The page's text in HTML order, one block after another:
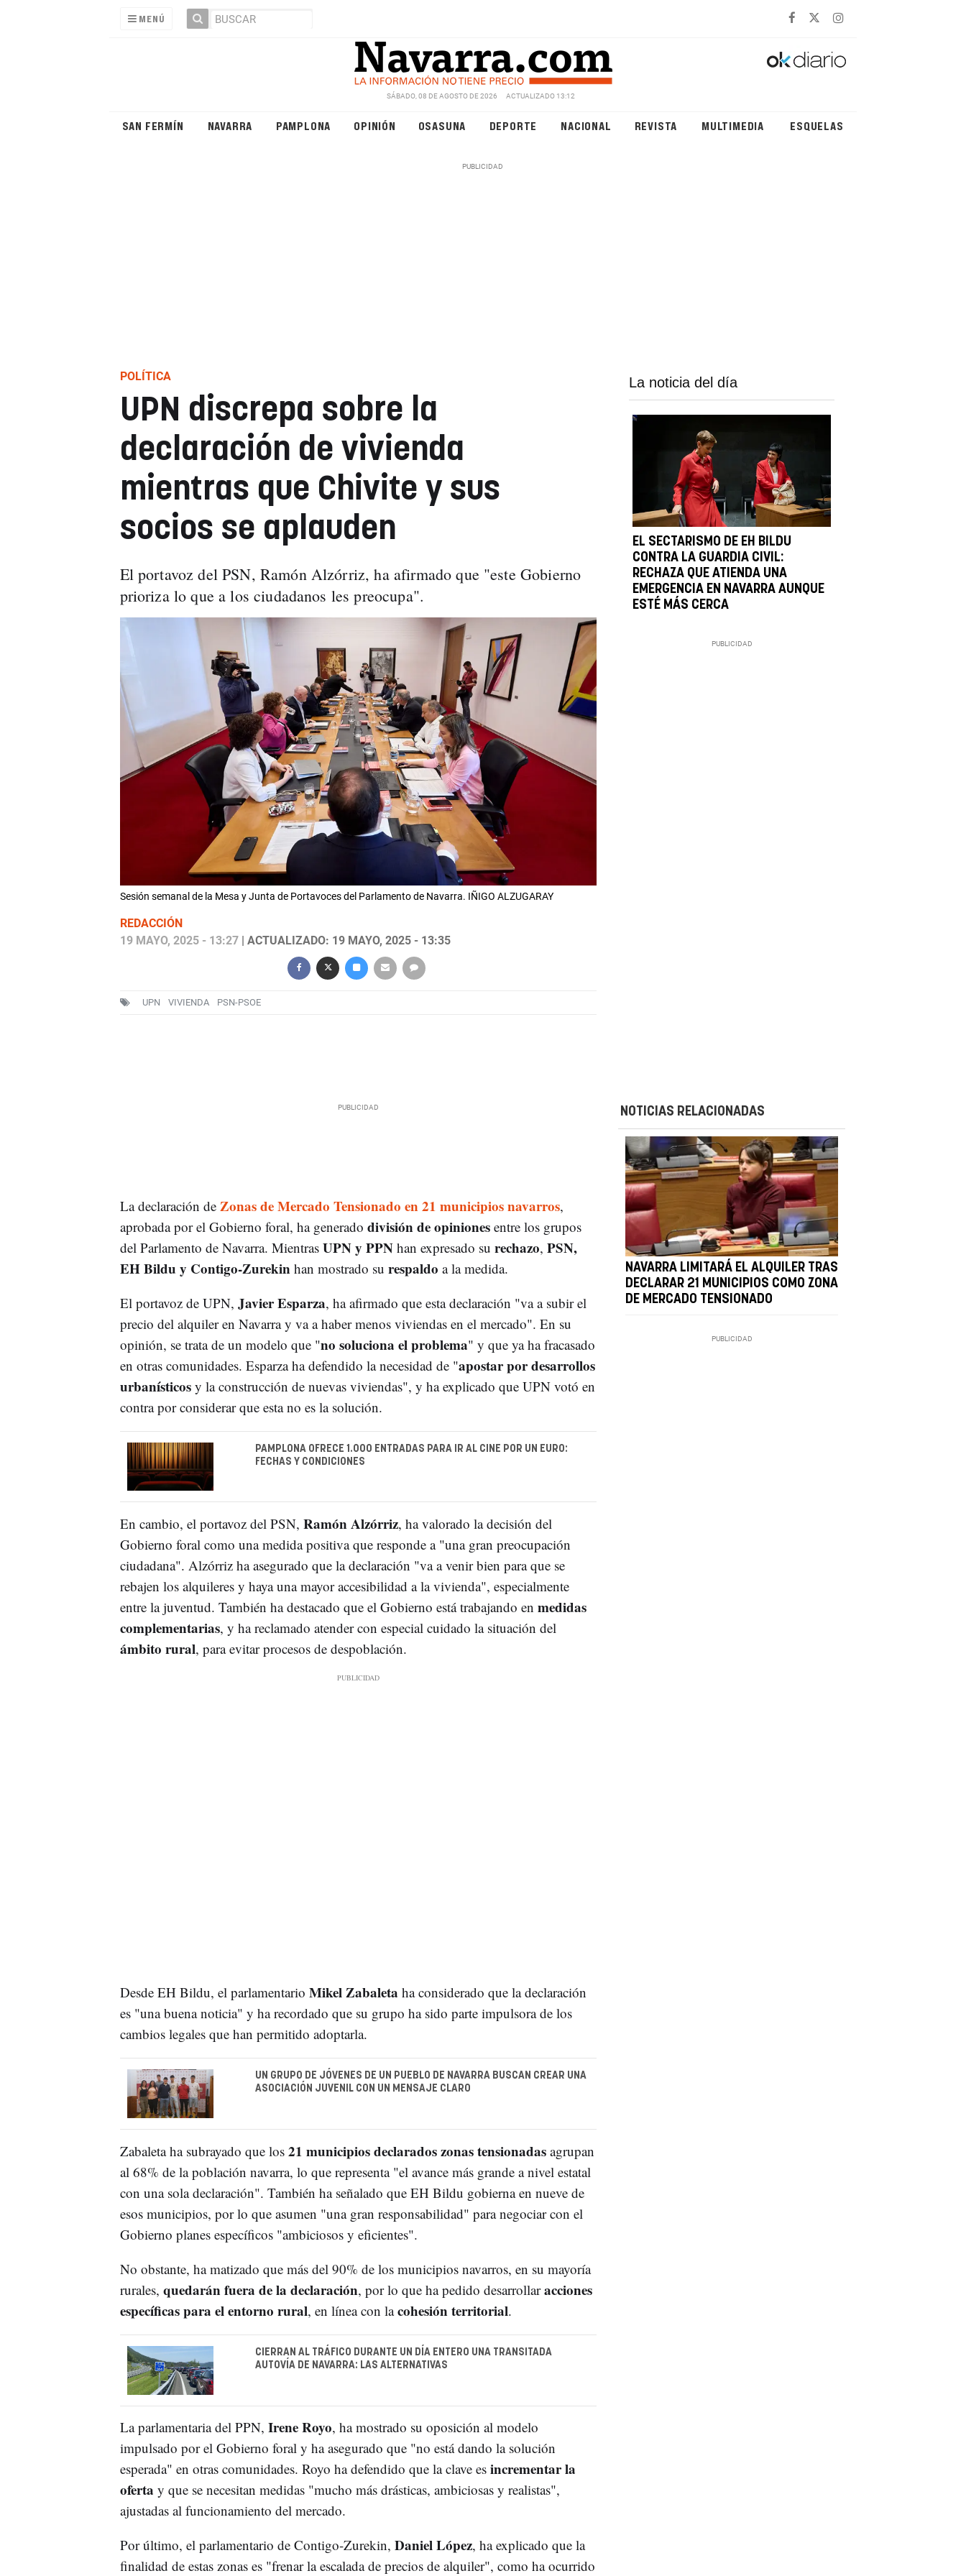
MENÚ
SÁBADO, 08 DE AGOSTO DE 2026 ACTUALIZADO 13:12
SAN FERMÍN NAVARRA PAMPLONA OPINIÓN OSASUNA DEPORTE NACIONAL REVISTA MULTIMEDIA ESQUELAS
POLÍTICA
UPN discrepa sobre la
declaración de vivienda
mientras que Chivite y sus
socios se aplauden
El portavoz del PSN, Ramón Alzórriz, ha afirmado que "este Gobierno
prioriza lo que a los ciudadanos les preocupa".
Sesión semanal de la Mesa y Junta de Portavoces del Parlamento de Navarra. IÑIGO ALZUGARAY
REDACCIÓN
19 MAYO, 2025 - 13:27| ACTUALIZADO: 19 MAYO, 2025 - 13:35
UPN VIVIENDA PSN-PSOE
La noticia del día
EL SECTARISMO DE EH BILDU
CONTRA LA GUARDIA CIVIL:
RECHAZA QUE ATIENDA UNA
EMERGENCIA EN NAVARRA AUNQUE
ESTÉ MÁS CERCA
La declaración de Zonas de Mercado Tensionado en 21 municipios navarros,
aprobada por el Gobierno foral, ha generado división de opinionesentre los grupos
del Parlamento de Navarra. Mientras UPN y PPNhan expresado su rechazo, PSN,
EH Bildu y Contigo-Zurekin han mostrado su respaldo a la medida.
El portavoz de UPN, Javier Esparza, ha afirmado que esta declaración "va a subir el
precio del alquiler en Navarra y va a haber menos viviendas en el mercado". En su
opinión, se trata de un modelo que "no soluciona el problema" y que ya ha fracasado
en otras comunidades. Esparza ha defendido la necesidad de "apostar por desarrollos
urbanísticos y la construcción de nuevas viviendas", y ha explicado que UPN votó en
contra por considerar que esta no es la solución.
PAMPLONA OFRECE 1.000 ENTRADAS PARA IR AL CINE POR UN EURO:
FECHAS Y CONDICIONES
En cambio, el portavoz del PSN, Ramón Alzórriz, ha valorado la decisión del
Gobierno foral como una medida positiva que responde a "una gran preocupación
ciudadana". Alzórriz ha asegurado que la declaración "va a venir bien para que se
rebajen los alquileres y haya una mayor accesibilidad a la vivienda", especialmente
entre la juventud. También ha destacado que el Gobierno está trabajando en medidas
complementarias, y ha reclamado atender con especial cuidado la situación del
ámbito rural, para evitar procesos de despoblación.
Desde EH Bildu, el parlamentario Mikel Zabaleta ha considerado que la declaración
es "una buena noticia" y ha recordado que su grupo ha sido parte impulsora de los
cambios legales que han permitido adoptarla.
UN GRUPO DE JÓVENES DE UN PUEBLO DE NAVARRA BUSCAN CREAR UNA
ASOCIACIÓN JUVENIL CON UN MENSAJE CLARO
Zabaleta ha subrayado que los 21 municipios declarados zonas tensionadasagrupan
al 68% de la población navarra, lo que representa "el avance más grande a nivel estatal
con una sola declaración". También ha señalado que EH Bildu gobierna en nueve de
esos municipios, por lo que asumen "una gran responsabilidad" para negociar con el
Gobierno planes específicos "ambiciosos y eficientes".
No obstante, ha matizado que más del 90% de los municipios navarros, en su mayoría
rurales, quedarán fuera de la declaración, por lo que ha pedido desarrollaracciones
específicas para el entorno rural, en línea con lacohesión territorial.
CIERRAN AL TRÁFICO DURANTE UN DÍA ENTERO UNA TRANSITADA
AUTOVÍA DE NAVARRA: LAS ALTERNATIVAS
La parlamentaria del PPN, Irene Royo, ha mostrado su oposición al modelo
impulsado por el Gobierno foral y ha asegurado que "no está dando la solución
esperada" en otras comunidades. Royo ha defendido que la clave es incrementar la
oferta y que se necesitan medidas "mucho más drásticas, ambiciosas y realistas",
ajustadas al funcionamiento del mercado.
Por último, el parlamentario de Contigo-Zurekin, Daniel López, ha explicado que la
finalidad de estas zonas es "frenar la escalada de precios de alquiler", como ha ocurrido
NOTICIAS RELACIONADAS
NAVARRA LIMITARÁ EL ALQUILER TRAS
DECLARAR 21 MUNICIPIOS COMO ZONA
DE MERCADO TENSIONADO